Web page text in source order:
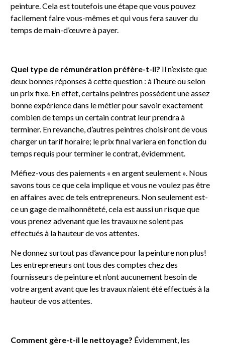
peinture. Cela est toutefois une étape que vous pouvez
facilement faire vous-mêmes et qui vous fera sauver du
temps de main-d’œuvre à payer.
Quel type de rémunération préfère-t-il? Il n’existe que
deux bonnes réponses à cette question : à l’heure ou selon
un prix fixe. En effet, certains peintres possèdent une assez
bonne expérience dans le métier pour savoir exactement
combien de temps un certain contrat leur prendra à
terminer. En revanche, d’autres peintres choisiront de vous
charger un tarif horaire; le prix final variera en fonction du
temps requis pour terminer le contrat, évidemment.
Méfiez-vous des paiements « en argent seulement ». Nous
savons tous ce que cela implique et vous ne voulez pas être
en affaires avec de tels entrepreneurs. Non seulement est-
ce un gage de malhonnêteté, cela est aussi un risque que
vous prenez advenant que les travaux ne soient pas
effectués à la hauteur de vos attentes.
Ne donnez surtout pas d’avance pour la peinture non plus!
Les entrepreneurs ont tous des comptes chez des
fournisseurs de peinture et n’ont aucunement besoin de
votre argent avant que les travaux n’aient été effectués à la
hauteur de vos attentes.
Comment gère-t-il le nettoyage? Évidemment, les